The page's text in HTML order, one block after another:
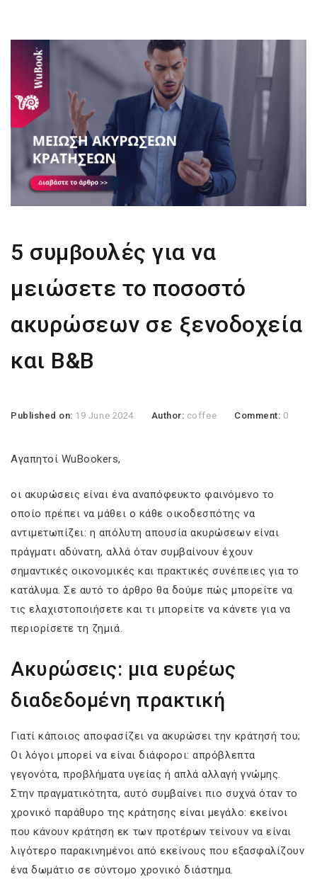
5 συμβουλές για να
μειώσετε το ποσοστό
ακυρώσεων σε ξενοδοχεία
και B&B
Published on: 19 June 2024 Author: coffee Comment: 0
Αγαπητοί WuBookers,
οι ακυρώσεις είναι ένα αναπόφευκτο φαινόμενο το
οποίο πρέπει να μάθει ο κάθε οικοδεσπότης να
αντιμετωπίζει: η απόλυτη απουσία ακυρώσεων είναι
πράγματι αδύνατη, αλλά όταν συμβαίνουν έχουν
σημαντικές οικονομικές και πρακτικές συνέπειες για το
κατάλυμα. Σε αυτό το άρθρο θα δούμε πώς μπορείτε να
τις ελαχιστοποιήσετε και τι μπορείτε να κάνετε για να
περιορίσετε τη ζημιά.
Ακυρώσεις: μια ευρέως
διαδεδομένη πρακτική
Γιατί κάποιος αποφασίζει να ακυρώσει την κράτησή του;
Οι λόγοι μπορεί να είναι διάφοροι: απρόβλεπτα
γεγονότα, προβλήματα υγείας ή απλά αλλαγή γνώμης.
Στην πραγματικότητα, αυτό συμβαίνει πιο συχνά όταν το
χρονικό παράθυρο της κράτησης είναι μεγάλο: εκείνοι
που κάνουν κράτηση εκ των προτέρων τείνουν να είναι
λιγότερο παρακινημένοι από εκείνους που εξασφαλίζουν
ένα δωμάτιο σε σύντομο χρονικό διάστημα.